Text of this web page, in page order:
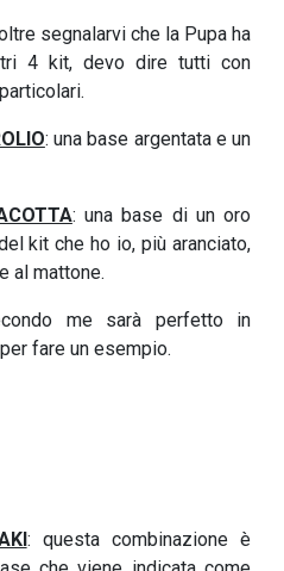
segnalarvi che la Pupa ha
4 kit, devo dire tutti con
: una base argentata e un
: una base di un oro
kit che ho io, più aranciato,
al mattone.
me sarà perfetto in
fare un esempio.
: questa combinazione è